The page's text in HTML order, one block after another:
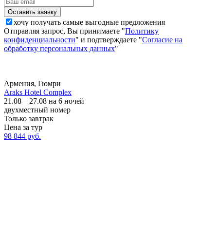
хочу получать самые выгодные предложения
Отправляя запрос, Вы принимаете "Политику
конфиденциальности" и подтверждаете "Согласие на
обработку персональных данных"
Армения, Гюмри
Araks Hotel Complex
21.08 – 27.08 на 6 ночей
двухместный номер
Только завтрак
Цена за тур
98 844 руб.